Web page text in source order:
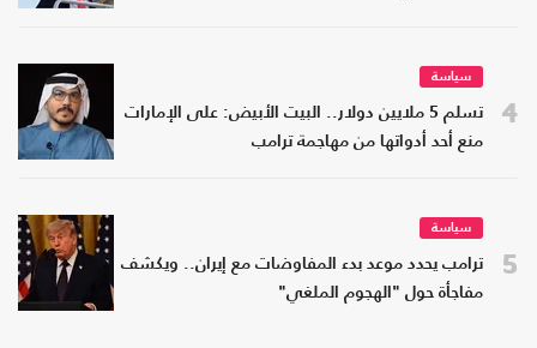
4
سياسة
تسلم 5 ملايين دولار.. البيت الأبيض: على الإمارات
منع أحد أدواتها من مهاجمة ترامب
5
سياسة
ترامب يحدد موعد بدء المفاوضات مع إيران.. ويكشف
مفاجأة حول "الهجوم الملغي"